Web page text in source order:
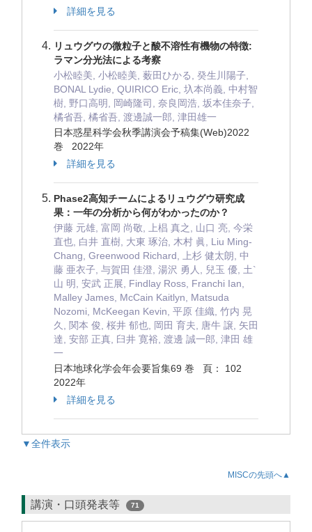
詳細を見る
リュウグウの微粒子と酸不溶性有機物の特徴:
ラマン分光法による考察
小松睦美, 小松睦美, 薮田ひかる, 癸生川陽子,
BONAL Lydie, QUIRICO Eric, 圦本尚義, 中村智
樹, 野口高明, 岡崎隆司, 奈良岡浩, 坂本佳奈子,
橘省吾, 橘省吾, 渡邊誠一郎, 津田雄一
日本惑星科学会秋季講演会予稿集(Web)2022
巻 2022年
詳細を見る
Phase2高知チームによるリュウグウ研究成
果：一年の分析から何がわかったのか？
伊藤 元雄, 富岡 尚敬, 上椙 真之, 山口 亮, 今栄
直也, 白井 直樹, 大東 琢治, 木村 眞, Liu Ming-
Chang, Greenwood Richard, 上杉 健太朗, 中
藤 亜衣子, 与賀田 佳澄, 湯沢 勇人, 兒玉 優, 土`
山 明, 安武 正展, Findlay Ross, Franchi Ian,
Malley James, McCain Kaitlyn, Matsuda
Nozomi, McKeegan Kevin, 平原 佳織, 竹内 晃
久, 関本 俊, 桜井 郁也, 岡田 育夫, 唐牛 譲, 矢田
達, 安部 正真, 臼井 寛裕, 渡邊 誠一郎, 津田 雄
一
日本地球化学会年会要旨集69 巻 頁： 102
2022年
詳細を見る
▼全件表示
MISCの先頭へ▲
講演・口頭発表等 71